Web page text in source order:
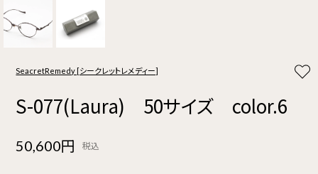
SeacretRemedy [シークレットレメディー]
S-077(Laura) 50サイズ color.6
50,600円 税込